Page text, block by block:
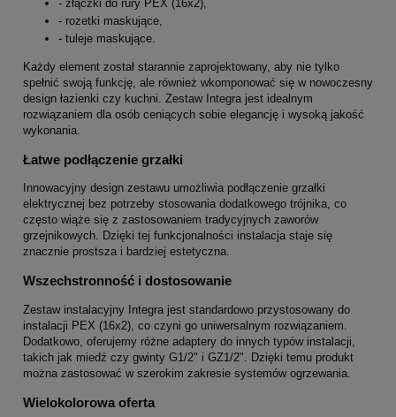
- złączki do rury PEX (16x2),
- rozetki maskujące,
- tuleje maskujące.
Każdy element został starannie zaprojektowany, aby nie tylko
spełnić swoją funkcję, ale również wkomponować się w nowoczesny
design łazienki czy kuchni. Zestaw Integra jest idealnym
rozwiązaniem dla osób ceniących sobie elegancję i wysoką jakość
wykonania.
Łatwe podłączenie grzałki
Innowacyjny design zestawu umożliwia podłączenie grzałki
elektrycznej bez potrzeby stosowania dodatkowego trójnika, co
często wiąże się z zastosowaniem tradycyjnych zaworów
grzejnikowych. Dzięki tej funkcjonalności instalacja staje się
znacznie prostsza i bardziej estetyczna.
Wszechstronność i dostosowanie
Zestaw instalacyjny Integra jest standardowo przystosowany do
instalacji PEX (16x2), co czyni go uniwersalnym rozwiązaniem.
Dodatkowo, oferujemy różne adaptery do innych typów instalacji,
takich jak miedź czy gwinty G1/2" i GZ1/2". Dzięki temu produkt
można zastosować w szerokim zakresie systemów ogrzewania.
Wielokolorowa oferta